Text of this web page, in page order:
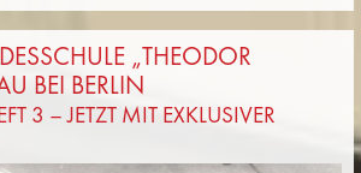
„THEODOR
BEI BERLIN
3 – JETZT MIT EXKLUSIVER